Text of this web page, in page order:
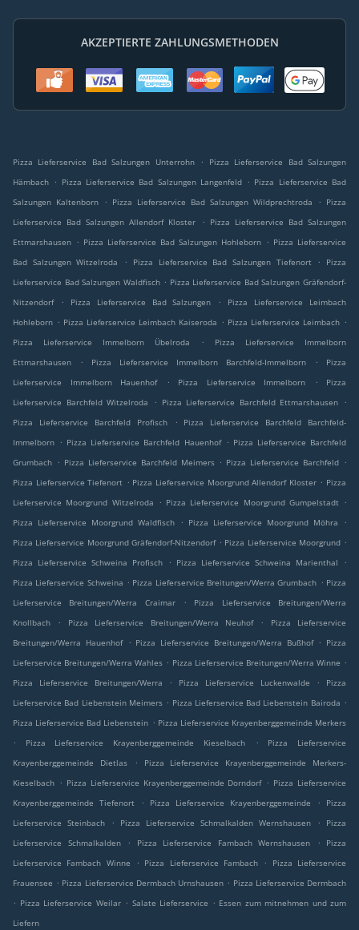
AKZEPTIERTE ZAHLUNGSMETHODEN
Pizza Lieferservice Bad Salzungen Unterrohn .
Pizza Lieferservice Bad Salzungen
Hämbach . Pizza Lieferservice Bad Salzungen Langenfeld . Pizza Lieferservice Bad
Salzungen Kaltenborn
. Pizza Lieferservice Bad Salzungen Wildprechtroda . Pizza
Lieferservice Bad Salzungen Allendorf Kloster
. Pizza Lieferservice Bad Salzungen
Ettmarshausen . Pizza Lieferservice Bad Salzungen Hohleborn . Pizza Lieferservice
Bad Salzungen Witzelroda
. Pizza Lieferservice Bad Salzungen Tiefenort .
Pizza
Lieferservice Bad Salzungen Waldfisch . Pizza Lieferservice Bad Salzungen Gräfendorf-
Nitzendorf
. Pizza Lieferservice Bad Salzungen .
Pizza Lieferservice Leimbach
Hohleborn . Pizza Lieferservice Leimbach Kaiseroda . Pizza Lieferservice Leimbach .
Pizza Lieferservice Immelborn Übelroda
.
Pizza Lieferservice Immelborn
Ettmarshausen
. Pizza Lieferservice Immelborn Barchfeld-Immelborn .
Pizza
Lieferservice Immelborn Hauenhof
. Pizza Lieferservice Immelborn .
Pizza
Lieferservice Barchfeld Witzelroda
. Pizza Lieferservice Barchfeld Ettmarshausen
.
Pizza Lieferservice Barchfeld Profisch
.
Pizza Lieferservice Barchfeld Barchfeld-
Immelborn . Pizza Lieferservice Barchfeld Hauenhof . Pizza Lieferservice Barchfeld
Grumbach . Pizza Lieferservice Barchfeld Meimers . Pizza Lieferservice Barchfeld .
Pizza Lieferservice Tiefenort . Pizza Lieferservice Moorgrund Allendorf Kloster . Pizza
Lieferservice Moorgrund Witzelroda
. Pizza Lieferservice Moorgrund Gumpelstadt .
Pizza Lieferservice Moorgrund Waldfisch
. Pizza Lieferservice Moorgrund Möhra
.
Pizza Lieferservice Moorgrund Gräfendorf-Nitzendorf . Pizza Lieferservice Moorgrund .
Pizza Lieferservice Schweina Profisch
. Pizza Lieferservice Schweina Marienthal
.
Pizza Lieferservice Schweina . Pizza Lieferservice Breitungen/Werra Grumbach . Pizza
Lieferservice Breitungen/Werra Craimar
.
Pizza Lieferservice Breitungen/Werra
Knollbach
. Pizza Lieferservice Breitungen/Werra Neuhof .
Pizza Lieferservice
Breitungen/Werra Hauenhof
. Pizza Lieferservice Breitungen/Werra Bußhof . Pizza
Lieferservice Breitungen/Werra Wahles . Pizza Lieferservice Breitungen/Werra Winne .
Pizza Lieferservice Breitungen/Werra
. Pizza Lieferservice Luckenwalde .
Pizza
Lieferservice Bad Liebenstein Meimers . Pizza Lieferservice Bad Liebenstein Bairoda .
Pizza Lieferservice Bad Liebenstein . Pizza Lieferservice Krayenberggemeinde Merkers
.
Pizza Lieferservice Krayenberggemeinde Kieselbach .
Pizza Lieferservice
Krayenberggemeinde Dietlas
.
Pizza Lieferservice Krayenberggemeinde Merkers-
Kieselbach . Pizza Lieferservice Krayenberggemeinde Dorndorf . Pizza Lieferservice
Krayenberggemeinde Tiefenort
. Pizza Lieferservice Krayenberggemeinde .
Pizza
Lieferservice Steinbach
. Pizza Lieferservice Schmalkalden Wernshausen .
Pizza
Lieferservice Schmalkalden
. Pizza Lieferservice Fambach Wernshausen .
Pizza
Lieferservice Fambach Winne
. Pizza Lieferservice Fambach .
Pizza Lieferservice
Frauensee . Pizza Lieferservice Dermbach Urnshausen . Pizza Lieferservice Dermbach
. Pizza Lieferservice Weilar . Salate Lieferservice . Essen zum mitnehmen und zum
Liefern